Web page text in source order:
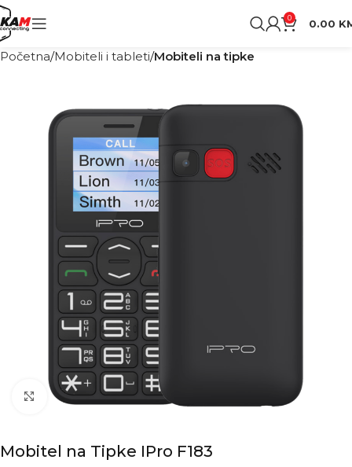
0 0.00
Početna Mobiteli i tableti Mobiteli na tipke
Kliknite za povećanje
Mobitel na Tipke IPro F183